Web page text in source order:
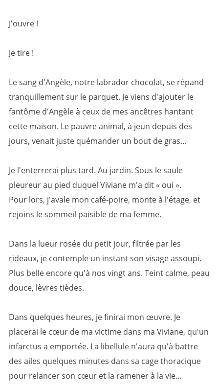
J'ouvre !
Je tire !
Le sang d'Angèle, notre labrador chocolat, se répand
tranquillement sur le parquet. Je viens d'ajouter le
fantôme d'Angèle à ceux de mes ancêtres hantant
cette maison. Le pauvre animal, à jeun depuis des
jours, venait juste quémander un bout de gras...
Je l'enterrerai plus tard. Au jardin. Sous le saule
pleureur au pied duquel Viviane m'a dit « oui ».
Pour lors, j'avale mon café-poire, monte à l'étage, et
rejoins le sommeil paisible de ma femme.
Dans la lueur rosée du petit jour, filtrée par les
rideaux, je contemple un instant son visage assoupi.
Plus belle encore qu'à nos vingt ans. Teint calme, peau
douce, lèvres tièdes.
Dans quelques heures, je finirai mon œuvre. Je
placerai le cœur de ma victime dans ma Viviane, qu'un
infarctus a emportée. La libellule n'aura qu'à battre
des ailes quelques minutes dans sa cage thoracique
pour relancer son cœur et la ramener à la vie...